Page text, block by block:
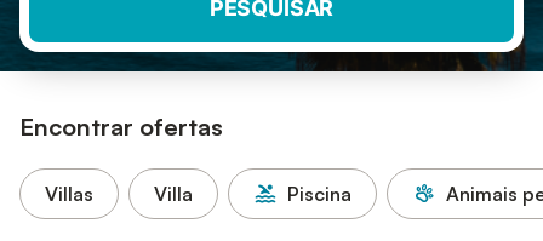
PESQUISAR
Encontrar ofertas
Villas Villa Piscina Animais